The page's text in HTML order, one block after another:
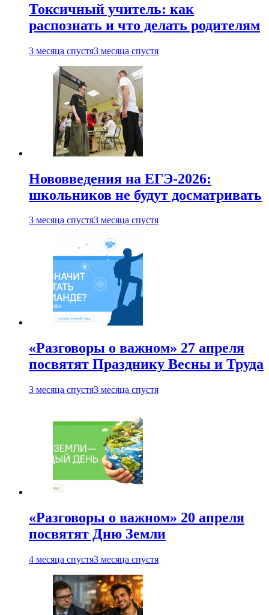
Токсичный учитель: как
распознать и что делать родителям
3 месяца спустя3 месяца спустя
Нововведения на ЕГЭ-2026:
школьников не будут досматривать
3 месяца спустя3 месяца спустя
«Разговоры о важном» 27 апреля
посвятят Празднику Весны и Труда
3 месяца спустя3 месяца спустя
«Разговоры о важном» 20 апреля
посвятят Дню Земли
4 месяца спустя3 месяца спустя